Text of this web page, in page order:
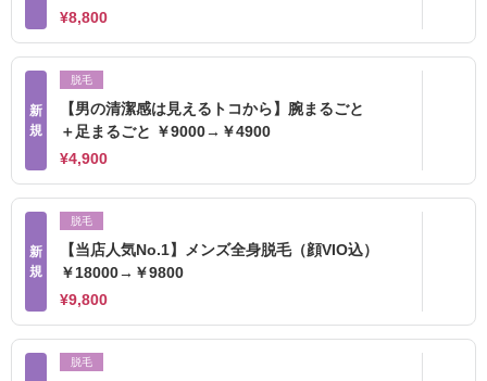
¥8,800
新
規
脱毛
【男の清潔感は見えるトコから】腕まるごと
＋足まるごと ￥9000→￥4900
¥4,900
新
規
脱毛
【当店人気No.1】メンズ全身脱毛（顔VIO込）
￥18000→￥9800
¥9,800
脱毛